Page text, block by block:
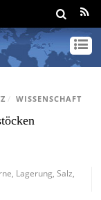
/ WISSENSCHAFT
Lagerung ,Salz